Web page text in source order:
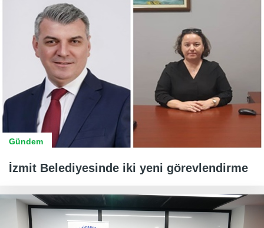
Gündem
İzmit Belediyesinde iki yeni görevlendirme